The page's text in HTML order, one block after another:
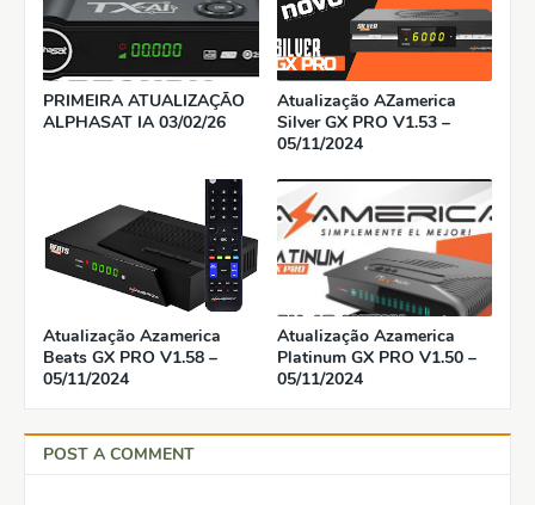
PRIMEIRA ATUALIZAÇÃO
ALPHASAT IA 03/02/26
Atualização AZamerica
Silver GX PRO V1.53 –
05/11/2024
Atualização Azamerica
Beats GX PRO V1.58 –
05/11/2024
Atualização Azamerica
Platinum GX PRO V1.50 –
05/11/2024
POST A COMMENT